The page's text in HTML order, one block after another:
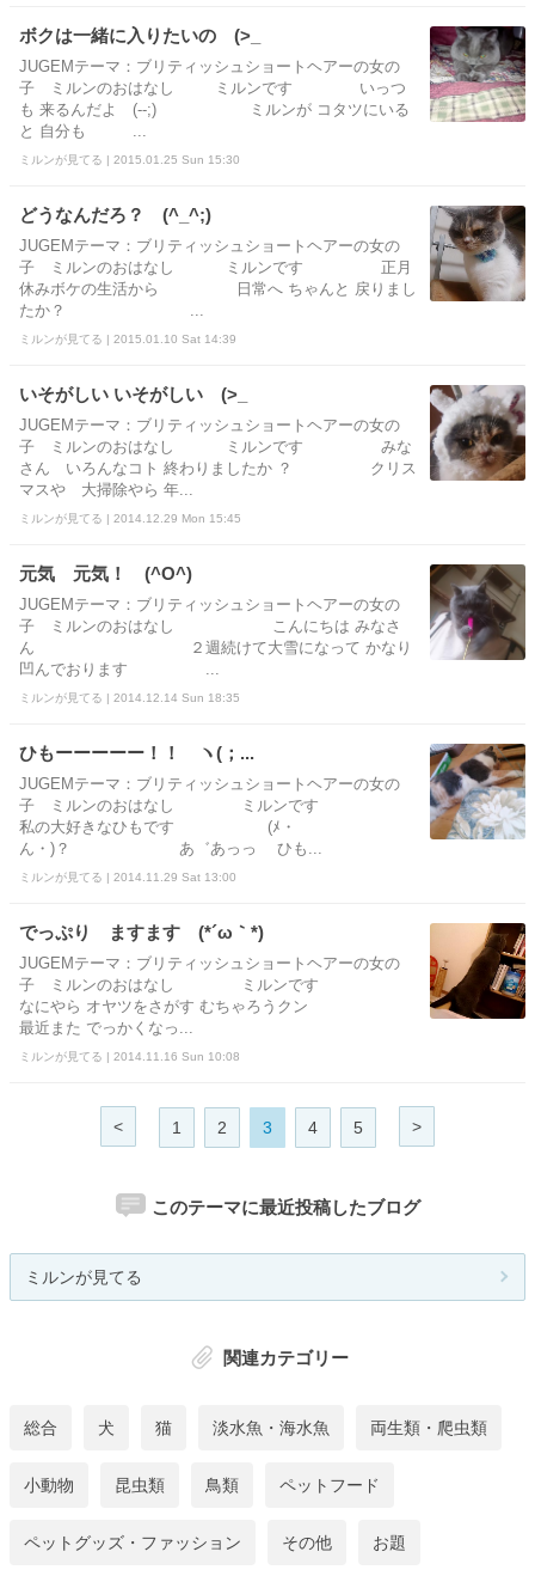
ボクは一緒に入りたいの (>_
JUGEMテーマ：ブリティッシュショートヘアーの女の
子 ミルンのおはなし ミルンです いっつ
も 来るんだよ (--;) ミルンが コタツにいる
と 自分も ...
ミルンが見てる | 2015.01.25 Sun 15:30
どうなんだろ？ (^_^;)
JUGEMテーマ：ブリティッシュショートヘアーの女の
子 ミルンのおはなし ミルンです 正月
休みボケの生活から 日常へ ちゃんと 戻りまし
たか？ ...
ミルンが見てる | 2015.01.10 Sat 14:39
いそがしい いそがしい (>_
JUGEMテーマ：ブリティッシュショートヘアーの女の
子 ミルンのおはなし ミルンです みな
さん いろんなコト 終わりましたか ？ クリス
マスや 大掃除やら 年...
ミルンが見てる | 2014.12.29 Mon 15:45
元気 元気！ (^O^)
JUGEMテーマ：ブリティッシュショートヘアーの女の
子 ミルンのおはなし こんにちは みなさ
ん ２週続けて大雪になって かなり
凹んでおります ...
ミルンが見てる | 2014.12.14 Sun 18:35
ひもーーーーー！！ ヽ(；...
JUGEMテーマ：ブリティッシュショートヘアーの女の
子 ミルンのおはなし ミルンです
私の大好きなひもです (ﾒ・
ん・)？ あ゛あっっ ひも...
ミルンが見てる | 2014.11.29 Sat 13:00
でっぷり ますます (*´ω｀*)
JUGEMテーマ：ブリティッシュショートヘアーの女の
子 ミルンのおはなし ミルンです
なにやら オヤツをさがす むちゃろうクン
最近また でっかくなっ...
ミルンが見てる | 2014.11.16 Sun 10:08
< 1 2 3 4 5 >
このテーマに最近投稿したブログ
ミルンが見てる
関連カテゴリー
総合 犬 猫 淡水魚・海水魚 両生類・爬虫類
小動物 昆虫類 鳥類 ペットフード
ペットグッズ・ファッション その他 お題